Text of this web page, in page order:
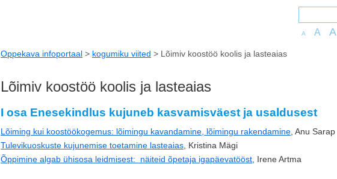
A A A
Oppekava infoportaal > kogumiku viited > Lõimiv koostöö koolis ja lasteaias
Lõimiv koostöö koolis ja lasteaias
I osa Enesekindlus kujuneb kasvamisväest ja usaldusest
Lõiming kui koostöökogemus: lõimingu kavandamine, lõimingu rakendamine , Anu Sarap
Tulevikuoskuste kujunemise toetamine lasteaias , Kristina Mägi
Õppimine algab ühisosa leidmisest: näiteid õpetaja igapäevatööst , Irene Artma